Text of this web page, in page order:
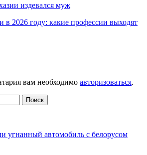
издевался муж
в 2026 году: какие профессии выходят
вам необходимо авторизоваться.
угнанный автомобиль с белорусом